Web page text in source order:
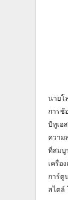
นายโ
การช้
บีทูเอ
ความ
ที่สมบู
เครื่อ
การ์ตู
สไตล์